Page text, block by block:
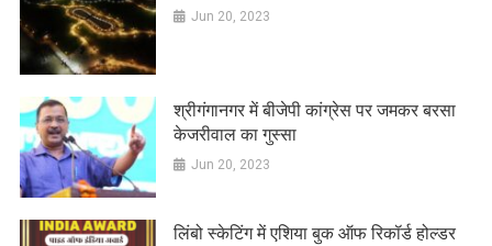
Jun 20, 2023
श्रीगंगानगर में बीजेपी कांग्रेस पर जमकर बरसा
केजरीवाल का गुस्सा
Jun 20, 2023
लिंबो स्केटिंग में एशिया बुक ऑफ रिकॉर्ड होल्डर